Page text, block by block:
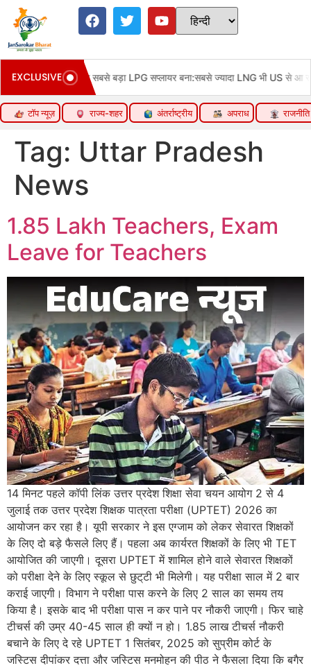
EXCLUSIVE
सप्लायर बना:सबसे ज्यादा LNG भी US से आ रही; कतर से सप्लाई 91% घटी
टॉप न्यूज़ राज्य-शहर अंतर्राष्ट्रीय अपराध राजनीति
Tag: Uttar Pradesh
News
1.85 Lakh Teachers, Exam
Leave for Teachers
14 मिनट पहले कॉपी लिंक उत्तर प्रदेश शिक्षा सेवा चयन आयोग 2 से 4
जुलाई तक उत्तर प्रदेश शिक्षक पात्रता परीक्षा (UPTET) 2026 का
आयोजन कर रहा है। यूपी सरकार ने इस एग्जाम को लेकर सेवारत शिक्षकों
के लिए दो बड़े फैसले लिए हैं। पहला अब कार्यरत शिक्षकों के लिए भी TET
आयोजित की जाएगी। दूसरा UPTET में शामिल होने वाले सेवारत शिक्षकों
को परीक्षा देने के लिए स्कूल से छुट्‌टी भी मिलेगी। यह परीक्षा साल में 2 बार
कराई जाएगी। विभाग ने परीक्षा पास करने के लिए 2 साल का समय तय
किया है। इसके बाद भी परीक्षा पास न कर पाने पर नौकरी जाएगी। फिर चाहे
टीचर्स की उम्र 40-45 साल ही क्यों न हो। 1.85 लाख टीचर्स नौकरी
बचाने के लिए दे रहे UPTET 1 सितंबर, 2025 को सुप्रीम कोर्ट के
जस्टिस दीपांकर दत्ता और जस्टिस मनमोहन की पीठ ने फैसला दिया कि बगैर